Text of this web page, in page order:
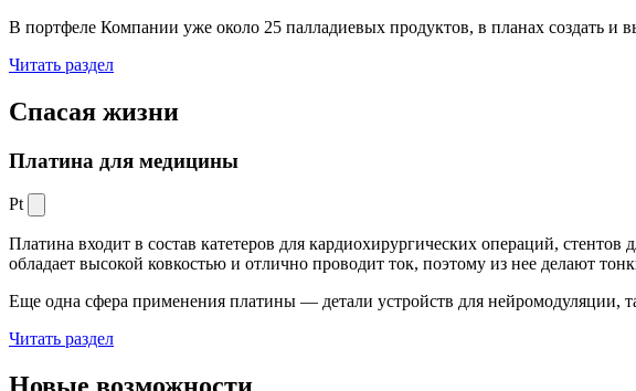
В портфеле Компании уже около 25 палладиевых продуктов, в планах создать
Читать раздел
Спасая жизни
Платина для медицины
Pt
Платина входит в состав катетеров для кардиохирургических операций,
обладает высокой ковкостью и отлично проводит ток, поэтому из нее делают
Еще одна сфера применения платины — детали устройств для нейромодуляции,
Читать раздел